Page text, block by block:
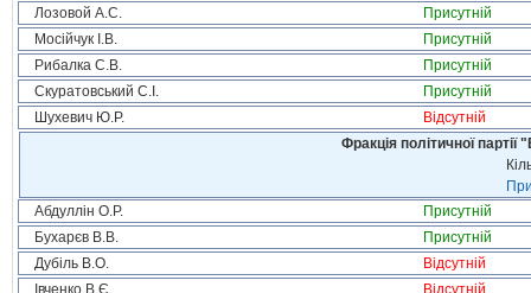
Лозовой А.С.
Присутній
Мосійчук І.В.
Присутній
Рибалка С.В.
Присутній
Скуратовський С.І.
Присутній
Шухевич Ю.Р.
Відсутній
Фракція політичної
Абдуллін О.Р.
Присутній
Бухарєв В.В.
Присутній
Дубіль В.О.
Відсутній
Івченко В.Є.
Відсутній